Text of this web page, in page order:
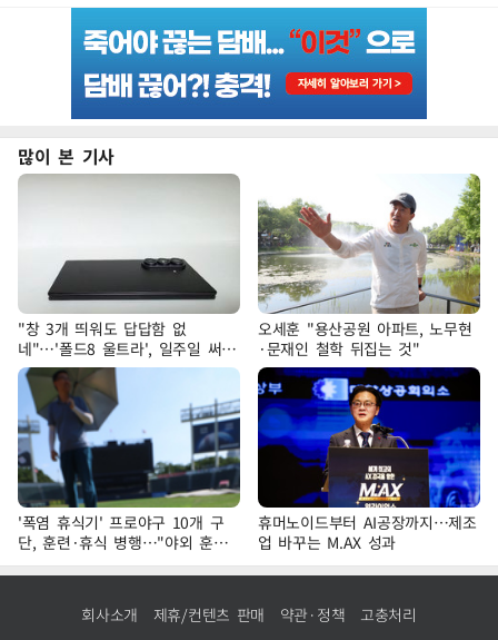
많이 본 기사
"창 3개 띄워도 답답함 없
네"…'폴드8 울트라', 일주일 써보
니
오세훈 "용산공원 아파트, 노무현
·문재인 철학 뒤집는 것"
'폭염 휴식기' 프로야구 10개 구
단, 훈련·휴식 병행…"야외 훈련
해도 안전 최우선"
휴머노이드부터 AI공장까지…제조
업 바꾸는 M.AX 성과
회사소개 제휴/컨텐츠 판매 약관·정책 고충처리